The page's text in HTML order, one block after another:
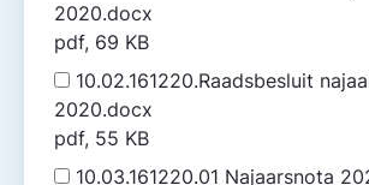
2020.docx
pdf, 69 KB
10.02.161220.Raadsbesluit
2020.docx
pdf, 55 KB
10.03.161220.01 Najaarsnota